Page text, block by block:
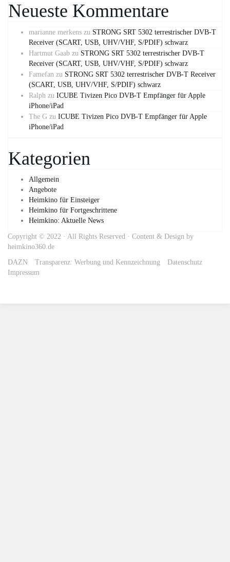
Neueste Kommentare
marianne merkens zu STRONG SRT 5302 terrestrischer DVB-T
Receiver (SCART, USB, UHV/VHF, S/PDIF) schwarz
Hartmut Gaab zu STRONG SRT 5302 terrestrischer DVB-T
Receiver (SCART, USB, UHV/VHF, S/PDIF) schwarz
Famefan zu STRONG SRT 5302 terrestrischer DVB-T Receiver
(SCART, USB, UHV/VHF, S/PDIF) schwarz
Ralph zu ICUBE Tivizen Pico DVB-T Empfänger für Apple
iPhone/iPad
The G zu ICUBE Tivizen Pico DVB-T Empfänger für Apple
iPhone/iPad
Kategorien
Allgemein
Angebote
Heimkino für Einsteiger
Heimkino für Fortgeschrittene
Heimkino: Aktuelle News
Copyright © 2022 · All Rights Reserved · Content & Design by
heimkino360.de
DAZN
Transparenz: Werbung und Kennzeichnung
Datenschutz
Impressum